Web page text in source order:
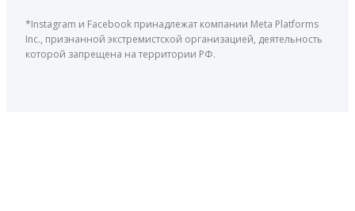
*Instagram и Facebook принадлежат компании Meta Platforms
Inc., признанной экстремистской организацией, деятельность
которой запрещена на территории РФ.